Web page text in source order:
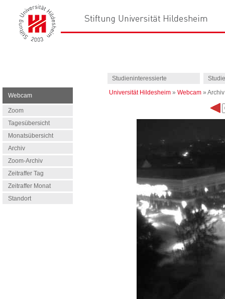
Studieninteressierte
Webcam
Zoom
Tagesübersicht
Monatsübersicht
Archiv
Zoom-Archiv
Zeitraffer Tag
Zeitraffer Monat
Standort
Universität Hildesheim » Webcam » Archiv